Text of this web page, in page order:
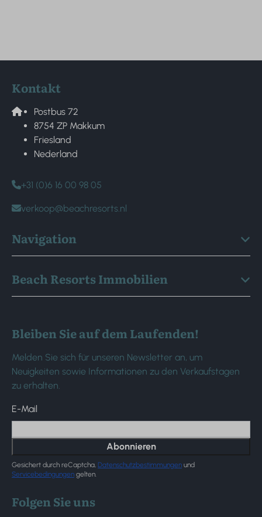
Kontakt
Postbus 72
8754 ZP Makkum
Friesland
Nederland
+31 (0)6 16 00 98 05
verkoop@beachresorts.nl
Navigation
Beach Resorts Immobilien
Bleiben Sie auf dem Laufenden!
Melden Sie sich für unseren Newsletter an, um
Neuigkeiten sowie Informationen zu den Verkaufstagen
zu erhalten.
E-Mail
Abonnieren
Gesichert durch reCaptcha, Datenschutzbestimmungen und
Servicebedingungen gelten.
Folgen Sie uns